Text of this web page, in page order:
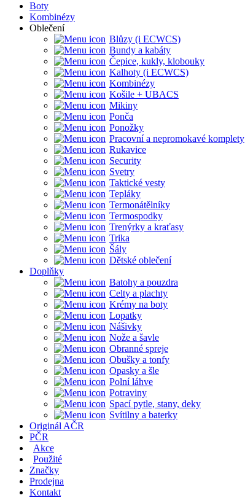
Boty
Kombinézy
Oblečení
Blůzy (i ECWCS)
Bundy a kabáty
Čepice, kukly, klobouky
Kalhoty (i ECWCS)
Kombinézy
Košile + UBACS
Mikiny
Ponča
Ponožky
Pracovní a nepromokavé komplety
Rukavice
Security
Svetry
Taktické vesty
Tepláky
Termonátělníky
Termospodky
Trenýrky a kraťasy
Trika
Šály
Dětské oblečení
Doplňky
Batohy a pouzdra
Celty a plachty
Krémy na boty
Lopatky
Nášivky
Nože a šavle
Obranné spreje
Obušky a tonfy
Opasky a šle
Polní láhve
Potraviny
Spací pytle, stany, deky
Svítilny a baterky
Originál AČR
PČR
Akce
Použité
Značky
Prodejna
Kontakt